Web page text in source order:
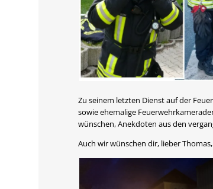
Zu seinem letzten Dienst auf der
sowie ehemalige
wünschen, Anekdoten aus den
Auch wir wünschen dir, lieber